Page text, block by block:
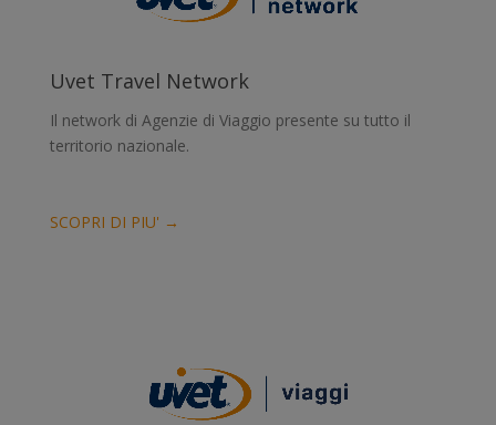
Uvet Travel Network
Il network di Agenzie di Viaggio presente su tutto il
territorio nazionale.
SCOPRI DI PIU' →